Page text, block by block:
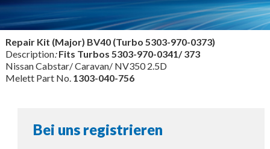
Repair Kit (Major) BV40 (Turbo 5303-970-0373)
Description:Fits Turbos 5303-970-0341/ 373
Nissan Cabstar/ Caravan/ NV350 2.5D
Melett Part No. 1303-040-756
Bei uns registrieren